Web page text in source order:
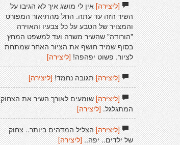
[ליצירה]אין לי מושג איך לא הגיבו על
השיר הזה עד עתה. החל מהתיאור המפורט
והמצויר של הטבע על כל צבעיו והאוירה
"הורודה" שהשיר משרה ועד למשפט המחץ
בסוף שמיד חושף את הציור האחר שמתחת
לציור. פשוט יפהפה! [ליצירה]
[ליצירה]תגובה נחמד! [ליצירה]
[ליצירה]שומעים לאורך השיר את הצחוק
המתגלגל. [ליצירה]
[ליצירה]הצליל המדהים ביותר.. צחוק
של ילדים.. יפה.. [ליצירה]